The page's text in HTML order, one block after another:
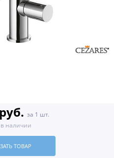
за 1 шт.
наличии
ТОВАР